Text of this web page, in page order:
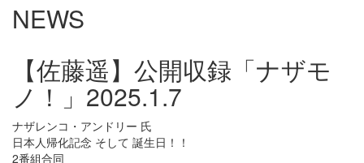
NEWS
【佐藤遥】公開収録「ナザモ
ノ！」 2025.1.7
ナザレンコ・アンドリー 氏
日本人帰化記念 そして 誕生日！！
2番組合同